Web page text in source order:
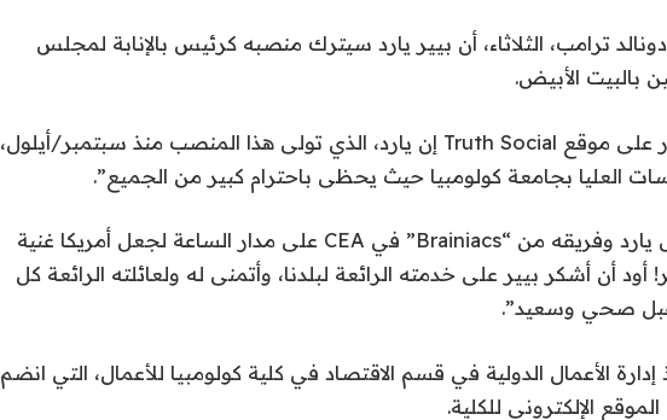
ترامب، الثلاثاء، أن بيير يارد سيترك منصبه كرئيس بالإنابة لمجلس
بالبيت الأبيض.
وقال ترامب في منشور على موقع Truth Social إن يارد، الذي تولى هذا المنصب منذ سبتمبر/أيلول،
العليا بجامعة كولومبيا حيث يحظى باحترام كبير من الجميع”.
وكتب ترامب: “لقد عمل يارد وفريقه من “Brainiacs” في CEA على مدار الساعة لجعل أمريكا غنية
أن أشكر بيير على خدمته الرائعة لبلدنا، وأتمنى له ولعائلته الرائعة كل
صحي وسعيد”.
الأعمال الدولية في قسم الاقتصاد في كلية كولومبيا للأعمال، التي انضم